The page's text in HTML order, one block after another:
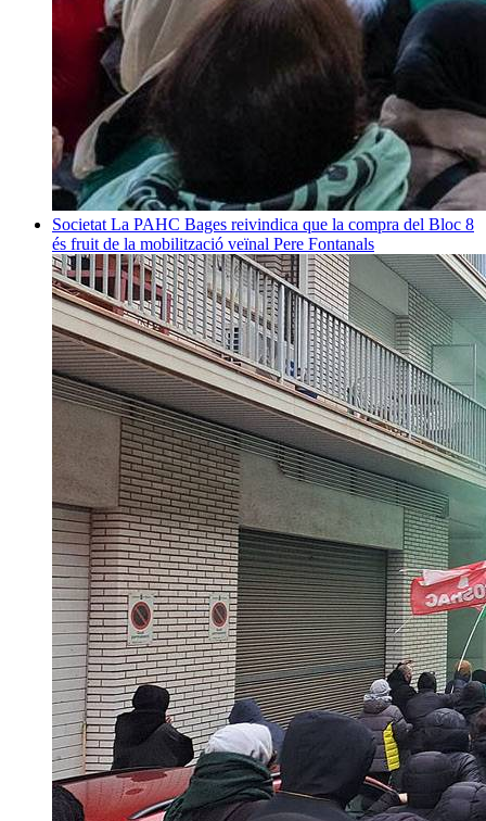
Societat La PAHC Bages reivindica que la compra del Bloc 8
és fruit de la mobilització veïnal Pere Fontanals